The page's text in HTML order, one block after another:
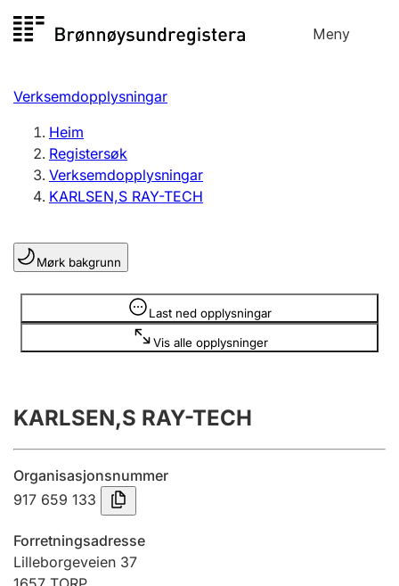
til
Meny
Registersøk
Aksjeselskap
Enkeltpersonføretak
Registrere, endre, slette
Lag og foreining
Registrere, endre, slette
Årsrekneskap
Innsending og forseinkingsgebyr
Tinglysing
Verksemdopplysningar
Heim
Registersøk
Verksemdopplysningar
KARLSEN,S RAY-TECH
Mørk bakgrunn
Last ned opplysningar
Vis alle opplysninger
Opplysninger er skjult
KARLSEN,S RAY-TECH
Organisasjonsnummer
917 659 133
Forretningsadresse
Lilleborgeveien 37